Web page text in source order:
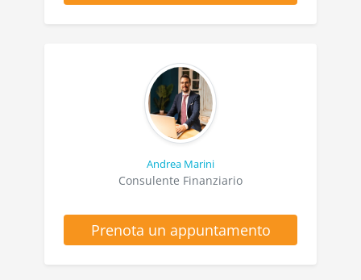
Andrea Marini
Consulente Finanziario
Prenota un appuntamento